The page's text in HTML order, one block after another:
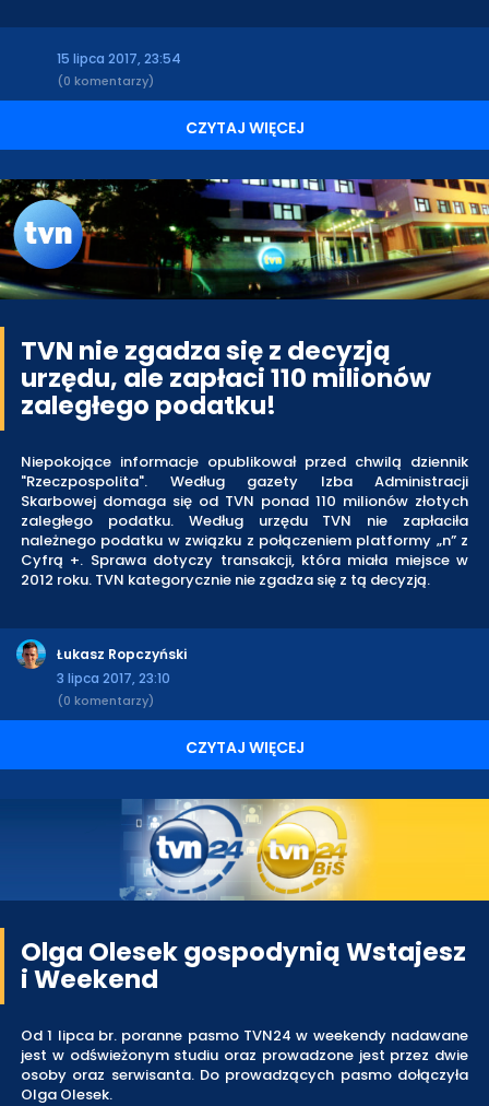
15 lipca 2017, 23:54
(0 komentarzy)
CZYTAJ WIĘCEJ
TVN nie zgadza się z decyzją
urzędu, ale zapłaci 110 milionów
zaległego podatku!
Niepokojące informacje opublikował przed chwilą dziennik
"Rzeczpospolita". Według gazety Izba Administracji
Skarbowej domaga się od TVN ponad 110 milionów złotych
zaległego podatku. Według urzędu TVN nie zapłaciła
należnego podatku w związku z połączeniem platformy „n” z
Cyfrą +. Sprawa dotyczy transakcji, która miała miejsce w
2012 roku. TVN kategorycznie nie zgadza się z tą decyzją.
Łukasz Ropczyński
3 lipca 2017, 23:10
(0 komentarzy)
CZYTAJ WIĘCEJ
Olga Olesek gospodynią Wstajesz
i Weekend
Od 1 lipca br. poranne pasmo TVN24 w weekendy nadawane
jest w odświeżonym studiu oraz prowadzone jest przez dwie
osoby oraz serwisanta. Do prowadzących pasmo dołączyła
Olga Olesek.